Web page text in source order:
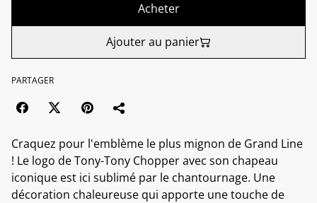
Acheter
Ajouter au panier
PARTAGER
Craquez pour l'emblème le plus mignon de Grand Line
! Le logo de Tony-Tony Chopper avec son chapeau
iconique est ici sublimé par le chantournage. Une
décoration chaleureuse qui apporte une touche de